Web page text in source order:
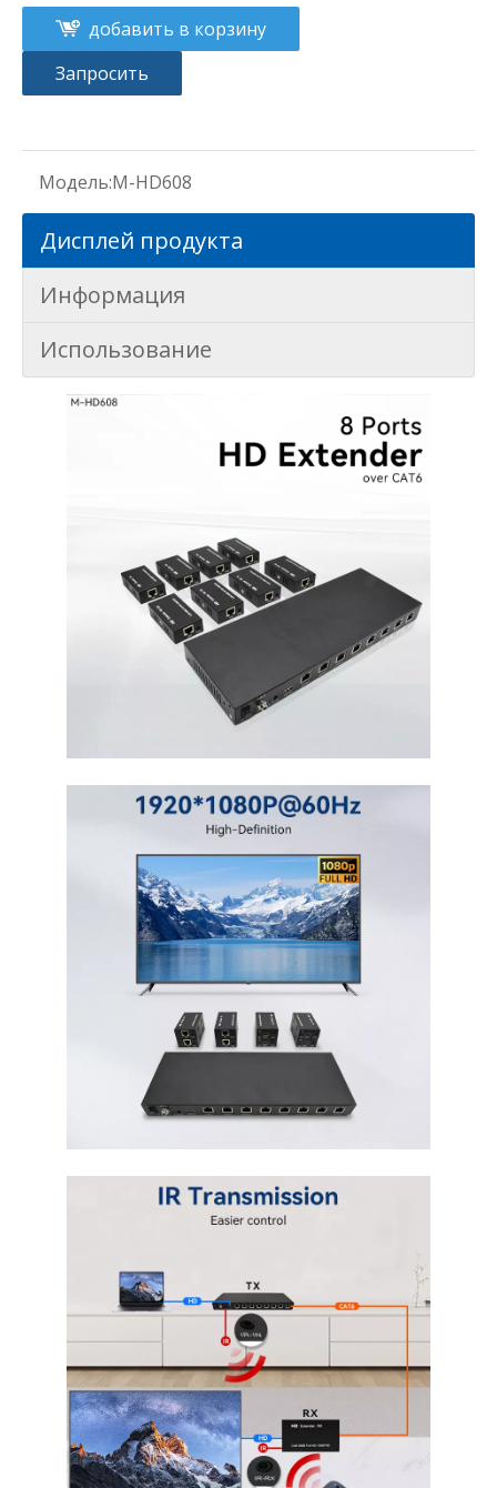
добавить в корзину
Запросить
Модель:М-HD608
Дисплей продукта
Информация
Использование